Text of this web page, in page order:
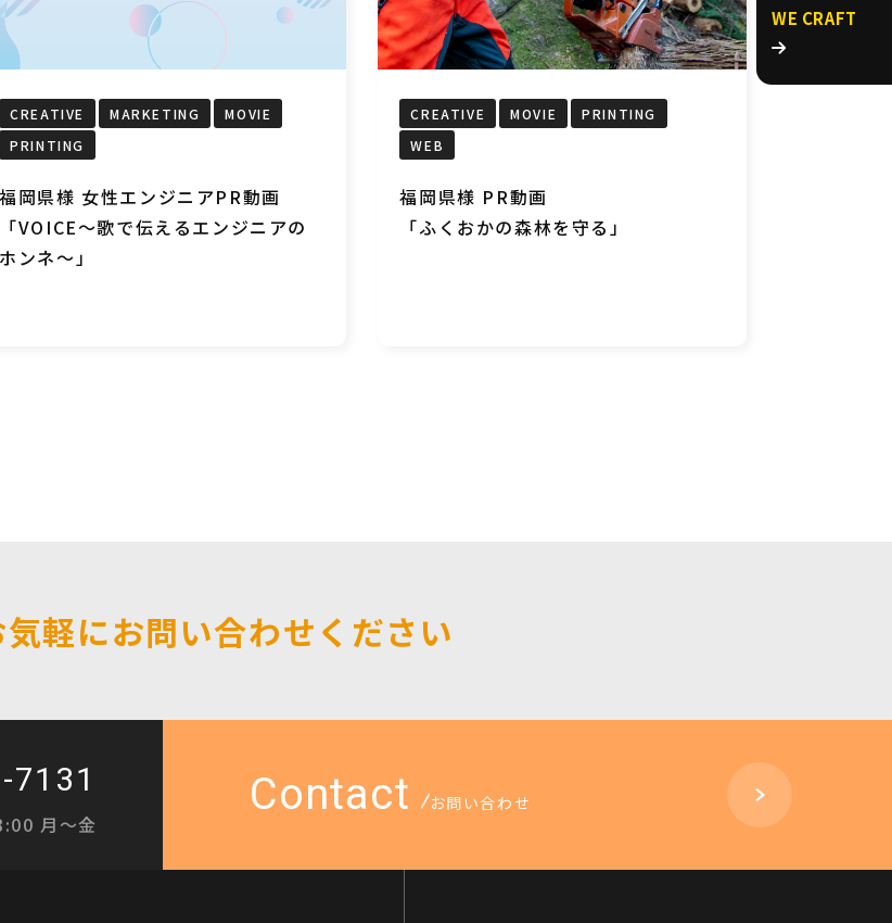
CREATIVE MARKETING
MOVIE
PRINTING
福岡県様 女性エンジニアPR動画
「VOICE～歌で伝えるエンジニアの
ホンネ～」
CREATIVE MOVIE
PRINTING
WEB
福岡県様 PR動画
「ふくおかの森林を守る」
軽にお問い合わせください
7131
月〜金
お問い合わせ
WE CRAFT